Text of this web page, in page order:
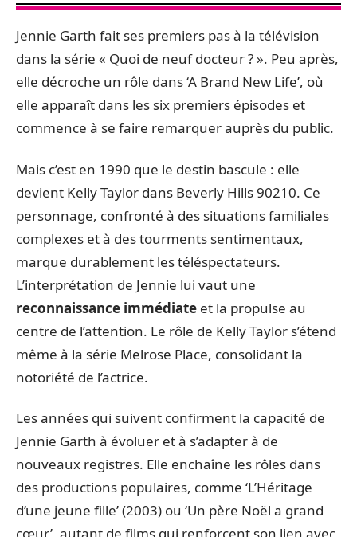
Jennie Garth fait ses premiers pas à la télévision
dans la série « Quoi de neuf docteur ? ». Peu après,
elle décroche un rôle dans ‘A Brand New Life’, où
elle apparaît dans les six premiers épisodes et
commence à se faire remarquer auprès du public.
Mais c’est en 1990 que le destin bascule : elle
devient Kelly Taylor dans Beverly Hills 90210. Ce
personnage, confronté à des situations familiales
complexes et à des tourments sentimentaux,
marque durablement les téléspectateurs.
L’interprétation de Jennie lui vaut une
reconnaissance immédiate et la propulse au
centre de l’attention. Le rôle de Kelly Taylor s’étend
même à la série Melrose Place, consolidant la
notoriété de l’actrice.
Les années qui suivent confirment la capacité de
Jennie Garth à évoluer et à s’adapter à de
nouveaux registres. Elle enchaîne les rôles dans
des productions populaires, comme ‘L’Héritage
d’une jeune fille’ (2003) ou ‘Un père Noël a grand